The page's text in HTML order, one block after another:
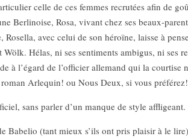
celle de ces femmes recrutées afin de
Berlinoise, Rosa, vivant chez ses beaux-
avec celui de son héroïne, laisse à
Wölk. Hélas, ni ses sentiments ambigus, ni ses
à l’égard de l’officier allemand qui la courtise
roman Arlequin! ou Nous Deux, si vous préférez!
sans parler d’un manque de style affligeant.
Babelio (tant mieux s’ils ont pris plaisir à le